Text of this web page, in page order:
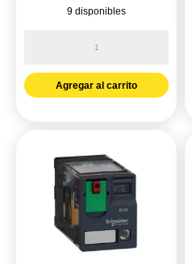
9 disponibles
miniaturaAgregar al carrito